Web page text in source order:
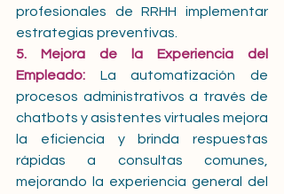
profesionales de RRHH implementar
estrategias preventivas.
5. Mejora de la Experiencia del
Empleado: La automatización de
procesos administrativos a través de
chatbots y asistentes virtuales mejora
la eficiencia y brinda respuestas
rápidas a consultas comunes,
mejorando la experiencia general del